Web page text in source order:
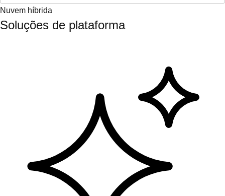
Nuvem híbrida
Soluções de plataforma